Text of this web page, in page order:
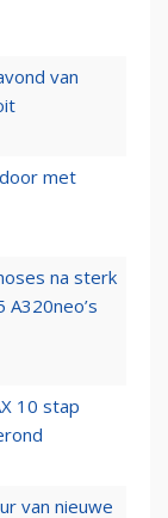
van
met
na sterk
A320neo’s
10 stap
van nieuwe